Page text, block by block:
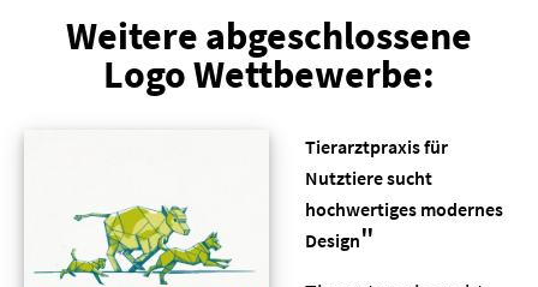
Weitere abgeschlossene
Logo Wettbewerbe:
Tierarztpraxis für
Nutztiere sucht
hochwertiges modernes
Design"